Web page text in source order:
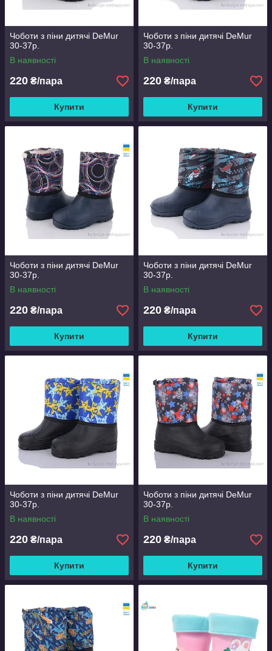
Чоботи з піни дитячі DeMur
30-37р.
В наявності
220 ₴/пара
Купити
Чоботи з піни дитячі DeMur
30-37р.
В наявності
220 ₴/пара
Купити
Чоботи з піни дитячі DeMur
30-37р.
В наявності
220 ₴/пара
Купити
Чоботи з піни дитячі DeMur
30-37р.
В наявності
220 ₴/пара
Купити
Чоботи з піни дитячі DeMur
30-37р.
В наявності
220 ₴/пара
Купити
Чоботи з піни дитячі DeMur
30-37р.
В наявності
220 ₴/пара
Купити